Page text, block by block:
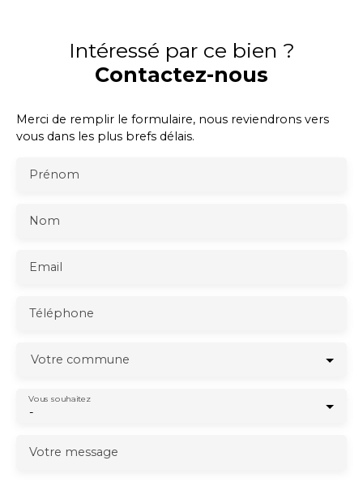
Intéressé par ce bien ?
Contactez-nous
Merci de remplir le formulaire, nous reviendrons vers
vous dans les plus brefs délais.
Prénom
Nom
Email
Téléphone
Votre commune
-
Vous souhaitez
Votre message